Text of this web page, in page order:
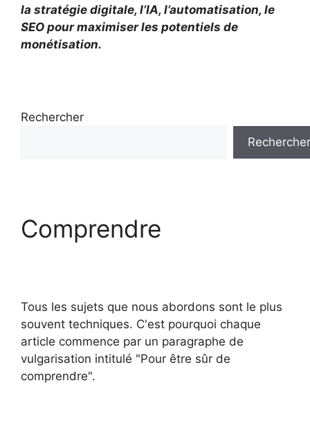
la stratégie digitale, l’IA, l’automatisation, le
SEO pour maximiser les potentiels de
monétisation.
Rechercher
Rechercher
Comprendre
Tous les sujets que nous abordons sont le plus
souvent techniques. C'est pourquoi chaque
article commence par un paragraphe de
vulgarisation intitulé "Pour être sûr de
comprendre".